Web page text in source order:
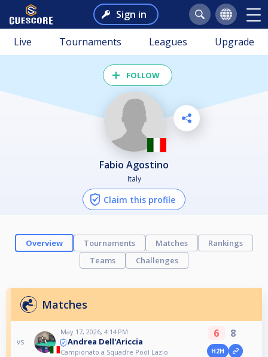
Sign in
Live Tournaments Leagues Upgrade
FOLLOW
Fabio Agostino
Italy
Claim this profile
Overview Tournaments Matches
Rankings
Teams
Challenges
Matches
vs
May 17, 2026, 4:14 PM
Andrea Dell'Ariccia
Campionato a Squadre Pool Lazio
6 8
H2H